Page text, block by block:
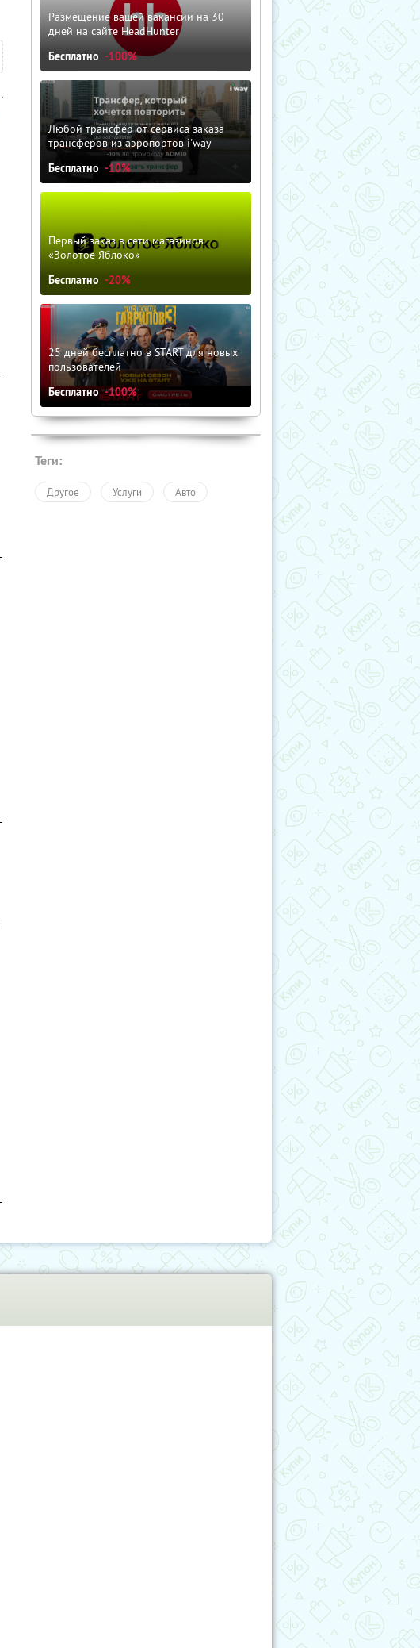
Размещение вашей вакансии на 30
дней на сайте HeadHunter
Бесплатно -100%
Любой трансфер от сервиса заказа
трансферов из аэропортов i'way
Бесплатно -10%
Первый заказ в сети магазинов
«Золотое Яблоко»
Бесплатно -20%
25 дней бесплатно в START для новых
пользователей
Бесплатно -100%
Теги:
Другое Услуги Авто